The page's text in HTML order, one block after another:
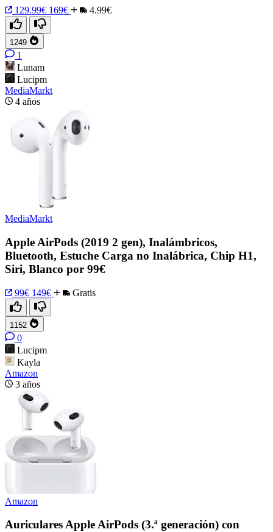
129.99€ 169€ 4.99€
1249
1
Lunam
Lucipm
MediaMarkt
4 años
MediaMarkt
Apple AirPods (2019 2 gen), Inalámbricos,
Bluetooth, Estuche Carga no Inalábrica, Chip H1,
Siri, Blanco por 99€
99€ 149€ Gratis
1152
0
Lucipm
Kayla
Amazon
3 años
Amazon
Auriculares Apple AirPods (3.ª generación) con